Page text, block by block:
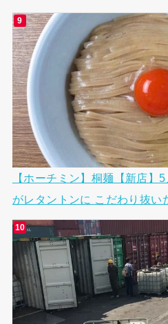
【ホーチミン】桐麺【新店】
がレタントンに こだわり抜い